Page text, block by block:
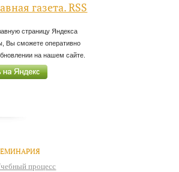
газета. RSS
страницу Яндекса
Вы сможете оперативно
на нашем сайте.
процесс